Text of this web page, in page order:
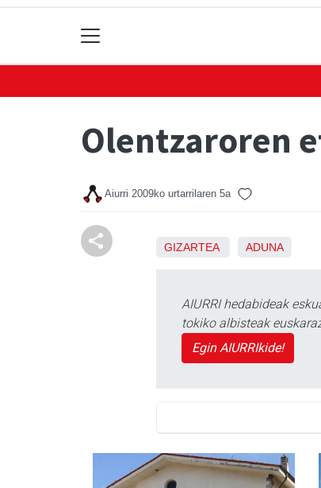
Olentzaroren
Aiurri 2009ko urtarrilaren 5a
GIZARTEA ADUNA
AIURRI hedabideak
tokiko albisteak
Egin AIURRIkide!